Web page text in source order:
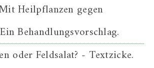
Heilpflanzen gegen
Behandlungsvorschlag.
oder Feldsalat? - Textzicke.